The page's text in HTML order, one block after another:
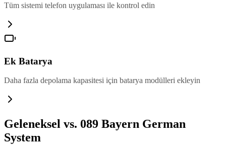
Tüm sistemi telefon uygulaması ile kontrol edin
Ek Batarya
Daha fazla depolama kapasitesi için batarya modülleri ekleyin
Geleneksel vs. 089 Bayern German
System